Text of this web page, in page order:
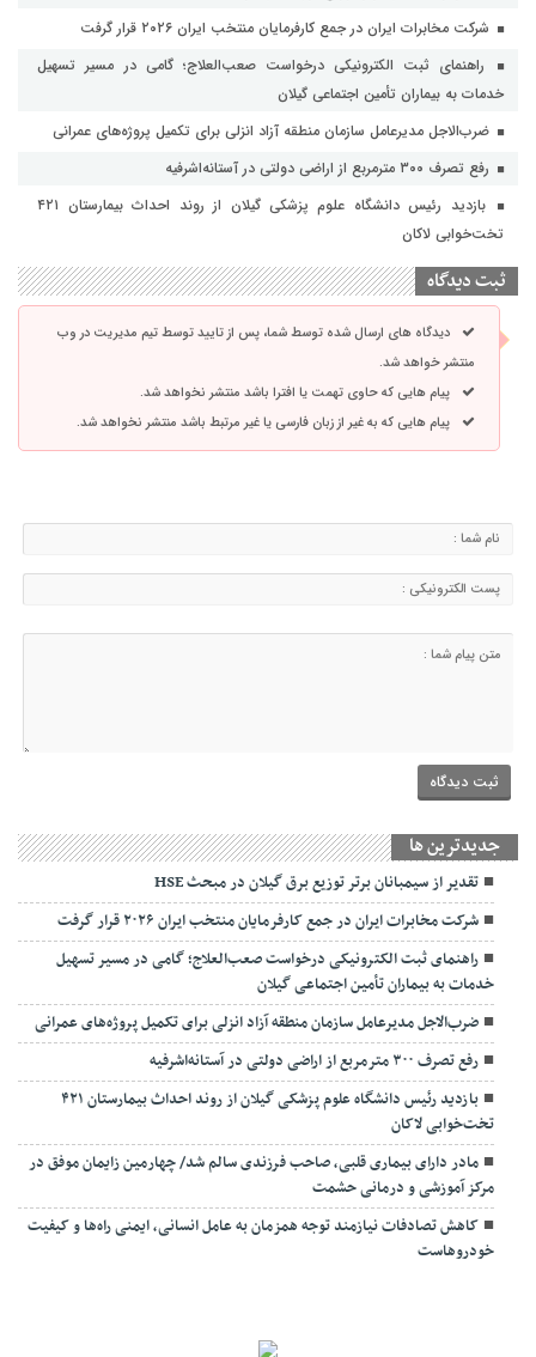
شرکت مخابرات ایران در جمع کارفرمایان منتخب ایران ۲۰۲۶ قرار گرفت
راهنمای ثبت الکترونیکی درخواست صعب‌العلاج؛ گامی در مسیر تسهیل
خدمات به بیماران تأمین اجتماعی گیلان
ضرب‌الاجل مدیرعامل سازمان منطقه آزاد انزلی برای تکمیل پروژه‌های عمرانی
رفع تصرف ۳۰۰ مترمربع از اراضی دولتی در آستانه‌اشرفیه
بازدید رئیس دانشگاه علوم پزشکی گیلان از روند احداث بیمارستان ۴۲۱
تخت‌خوابی لاکان
ثبت دیدگاه
دیدگاه های ارسال شده توسط شما، پس از تایید توسط تیم مدیریت در وب
منتشر خواهد شد.
پیام هایی که حاوی تهمت یا افترا باشد منتشر نخواهد شد.
پیام هایی که به غیر از زبان فارسی یا غیر مرتبط باشد منتشر نخواهد شد.
جديدترين ها
تقدیر از سیمبانان برتر توزیع برق گیلان در مبحث HSE
شرکت مخابرات ایران در جمع کارفرمایان منتخب ایران ۲۰۲۶ قرار گرفت
راهنمای ثبت الکترونیکی درخواست صعب‌العلاج؛ گامی در مسیر تسهیل
خدمات به بیماران تأمین اجتماعی گیلان
ضرب‌الاجل مدیرعامل سازمان منطقه آزاد انزلی برای تکمیل پروژه‌های عمرانی
رفع تصرف ۳۰۰ مترمربع از اراضی دولتی در آستانه‌اشرفیه
بازدید رئیس دانشگاه علوم پزشکی گیلان از روند احداث بیمارستان ۴۲۱
تخت‌خوابی لاکان
مادر دارای بیماری قلبی، صاحب فرزندی سالم شد/ چهارمین زایمان موفق در
مرکز آموزشی و درمانی حشمت
کاهش تصادفات نیازمند توجه همزمان به عامل انسانی، ایمنی راه‌ها و کیفیت
خودروهاست